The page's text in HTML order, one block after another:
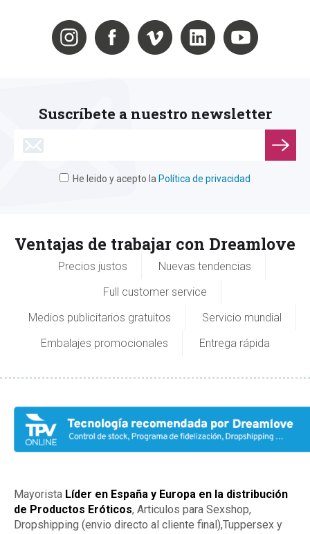
Suscríbete a nuestro newsletter
He leido y acepto la Política de privacidad
Ventajas de trabajar con Dreamlove
Precios justos
Nuevas tendencias
Full customer service
Medios publicitarios gratuitos
Servicio mundial
Embalajes promocionales
Entrega rápida
Mayorista Líder en España y Europa en la distribución
de Productos Eróticos, Articulos para Sexshop,
Dropshipping (envio directo al cliente final),Tuppersex y